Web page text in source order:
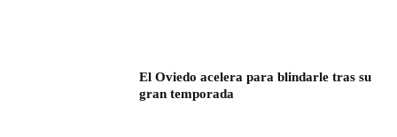
El Oviedo acelera para blindarle tras su
gran temporada